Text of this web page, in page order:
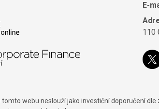
E-
110
webu neslouží jako investiční doporučení dle